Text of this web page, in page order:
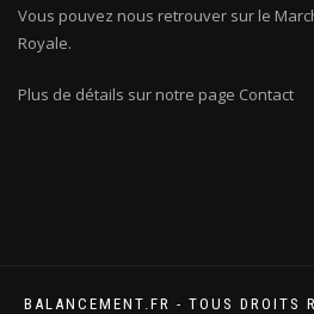
Vous pouvez nous retrouver sur le
Royale.
Plus de détails sur notre page Contact
BALANCEMENT.FR - TOUS DROITS